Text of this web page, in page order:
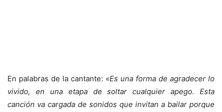
En palabras de la cantante: «Es una forma de agradecer lo
vivido, en una etapa de soltar cualquier apego. Esta
canción va cargada de sonidos que invitan a bailar porque